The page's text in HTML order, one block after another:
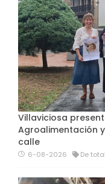
Villaviciosa
Agroalimentación
calle
6-08-2026 De